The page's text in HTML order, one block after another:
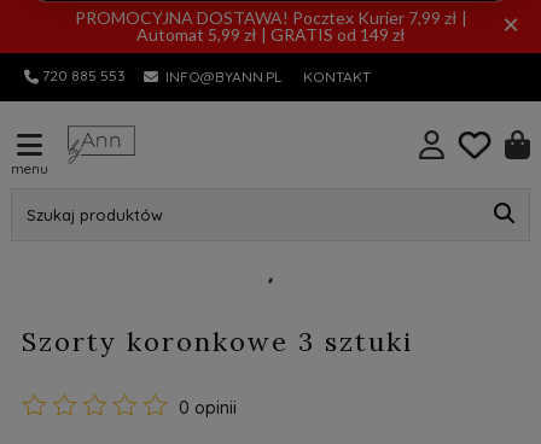
PROMOCYJNA DOSTAWA! Pocztex Kurier 7,99 zł |
Automat 5,99 zł | GRATIS od 149 zł
×
720 885 553 INFO@BYANN.PL KONTAKT
menu
Szukaj produktów
Szorty koronkowe 3 sztuki
0 opinii